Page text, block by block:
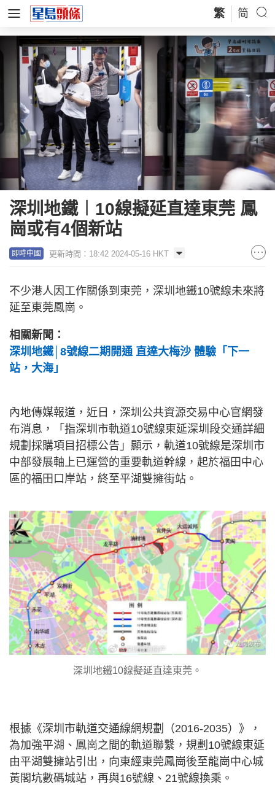
繁 简
深圳地鐵︱10線擬延直達東莞 鳳
崗或有4個新站
即時中國 更新時間：18:42 2024-05-16 HKT
不少港人因工作關係到東莞，深圳地鐵10號線未來將
延至東莞鳳崗。
相關新聞：
深圳地鐵│8號線二期開通 直達大梅沙 體驗「下一
站，大海」
內地傳媒報道，近日，深圳公共資源交易中心官網發
布消息，「指深圳市軌道10號線東延深圳段交通詳細
規劃採購項目招標公告」顯示，軌道10號線是深圳市
中部發展軸上已運營的重要軌道幹線，起於福田中心
區的福田口岸站，終至平湖雙擁街站。
深圳地鐵10線擬延直達東莞。
根據《深圳市軌道交通線網規劃（2016-2035）》，
為加強平湖、鳳崗之間的軌道聯繫，規劃10號線東延
由平湖雙擁站引出，向東經東莞鳳崗後至龍崗中心城
黃閣坑數碼城站，再與16號線、21號線換乘。